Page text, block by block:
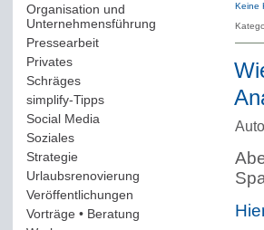
Organisation und
Unternehmensführung
Pressearbeit(12)
Privates(193)
Schräges(161)
simplify-Tipps(123)
Social Media
Soziales(37)
Strategie(220)
Urlaubsrenovierung
Veröffentlichungen
Vorträge • Beratung
Keine